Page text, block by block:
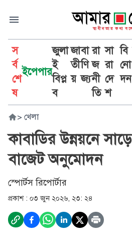
স
র্ব
শে
ষ
ইপেপার
জুলা
ই
বিপ্ল
ব
জা
তী
য়
বা
ণি
জ্য
রা
জ
নী
তি
সা
রা
দে
শ
বি
নো
দন
> খেলা
কাবাডির উন্নয়নে
বাজেট অনুমোদন
স্পোর্টস রিপোর্টার
প্রকাশ : ০৩ জুন ২০২৬, ২৩: ২৪